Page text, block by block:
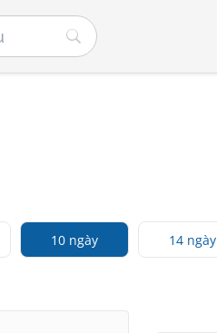
10 ngày 14 ngày